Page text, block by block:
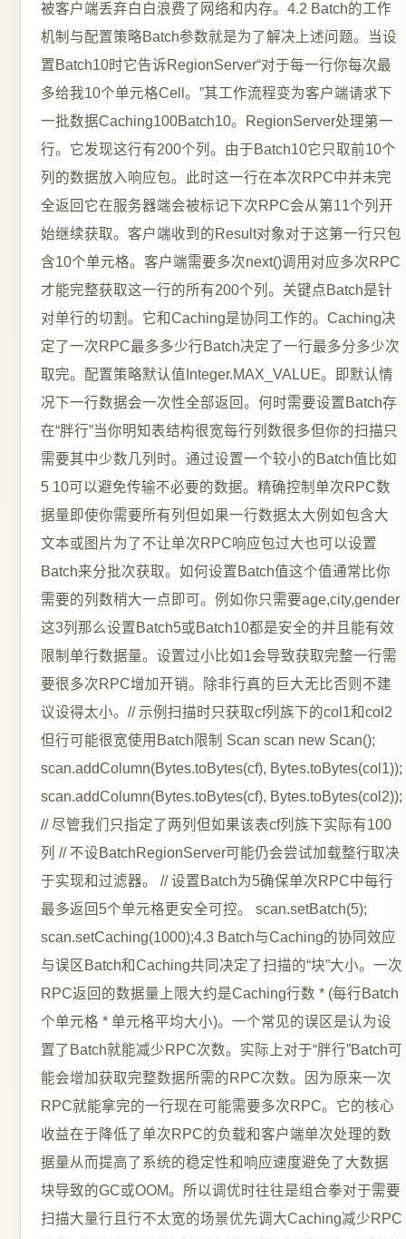
被客户端丢弃白白浪费了网络和内存。4.2 Batch的工作
机制与配置策略Batch参数就是为了解决上述问题。当设
置Batch10时它告诉RegionServer“对于每一行你每次最
多给我10个单元格Cell。”其工作流程变为客户端请求下
一批数据Caching100Batch10。RegionServer处理第一
行。它发现这行有200个列。由于Batch10它只取前10个
列的数据放入响应包。此时这一行在本次RPC中并未完
全返回它在服务器端会被标记下次RPC会从第11个列开
始继续获取。客户端收到的Result对象对于这第一行只包
含10个单元格。客户端需要多次next()调用对应多次RPC
才能完整获取这一行的所有200个列。关键点Batch是针
对单行的切割。它和Caching是协同工作的。Caching决
定了一次RPC最多多少行Batch决定了一行最多分多少次
取完。配置策略默认值Integer.MAX_VALUE。即默认情
况下一行数据会一次性全部返回。何时需要设置Batch存
在“胖行”当你明知表结构很宽每行列数很多但你的扫描只
需要其中少数几列时。通过设置一个较小的Batch值比如
5 10可以避免传输不必要的数据。精确控制单次RPC数
据量即使你需要所有列但如果一行数据太大例如包含大
文本或图片为了不让单次RPC响应包过大也可以设置
Batch来分批次获取。如何设置Batch值这个值通常比你
需要的列数稍大一点即可。例如你只需要age,city,gender
这3列那么设置Batch5或Batch10都是安全的并且能有效
限制单行数据量。设置过小比如1会导致获取完整一行需
要很多次RPC增加开销。除非行真的巨大无比否则不建
议设得太小。// 示例扫描时只获取cf列族下的col1和col2
但行可能很宽使用Batch限制 Scan scan new Scan();
scan.addColumn(Bytes.toBytes(cf), Bytes.toBytes(col1));
scan.addColumn(Bytes.toBytes(cf), Bytes.toBytes(col2));
// 尽管我们只指定了两列但如果该表cf列族下实际有100
列 // 不设BatchRegionServer可能仍会尝试加载整行取决
于实现和过滤器。 // 设置Batch为5确保单次RPC中每行
最多返回5个单元格更安全可控。 scan.setBatch(5);
scan.setCaching(1000);4.3 Batch与Caching的协同效应
与误区Batch和Caching共同决定了扫描的“块”大小。一次
RPC返回的数据量上限大约是Caching行数 * (每行Batch
个单元格 * 单元格平均大小)。一个常见的误区是认为设
置了Batch就能减少RPC次数。实际上对于“胖行”Batch可
能会增加获取完整数据所需的RPC次数。因为原来一次
RPC就能拿完的一行现在可能需要多次RPC。它的核心
收益在于降低了单次RPC的负载和客户端单次处理的数
据量从而提高了系统的稳定性和响应速度避免了大数据
块导致的GC或OOM。所以调优时往往是组合拳对于需要
扫描大量行且行不太宽的场景优先调大Caching减少RPC